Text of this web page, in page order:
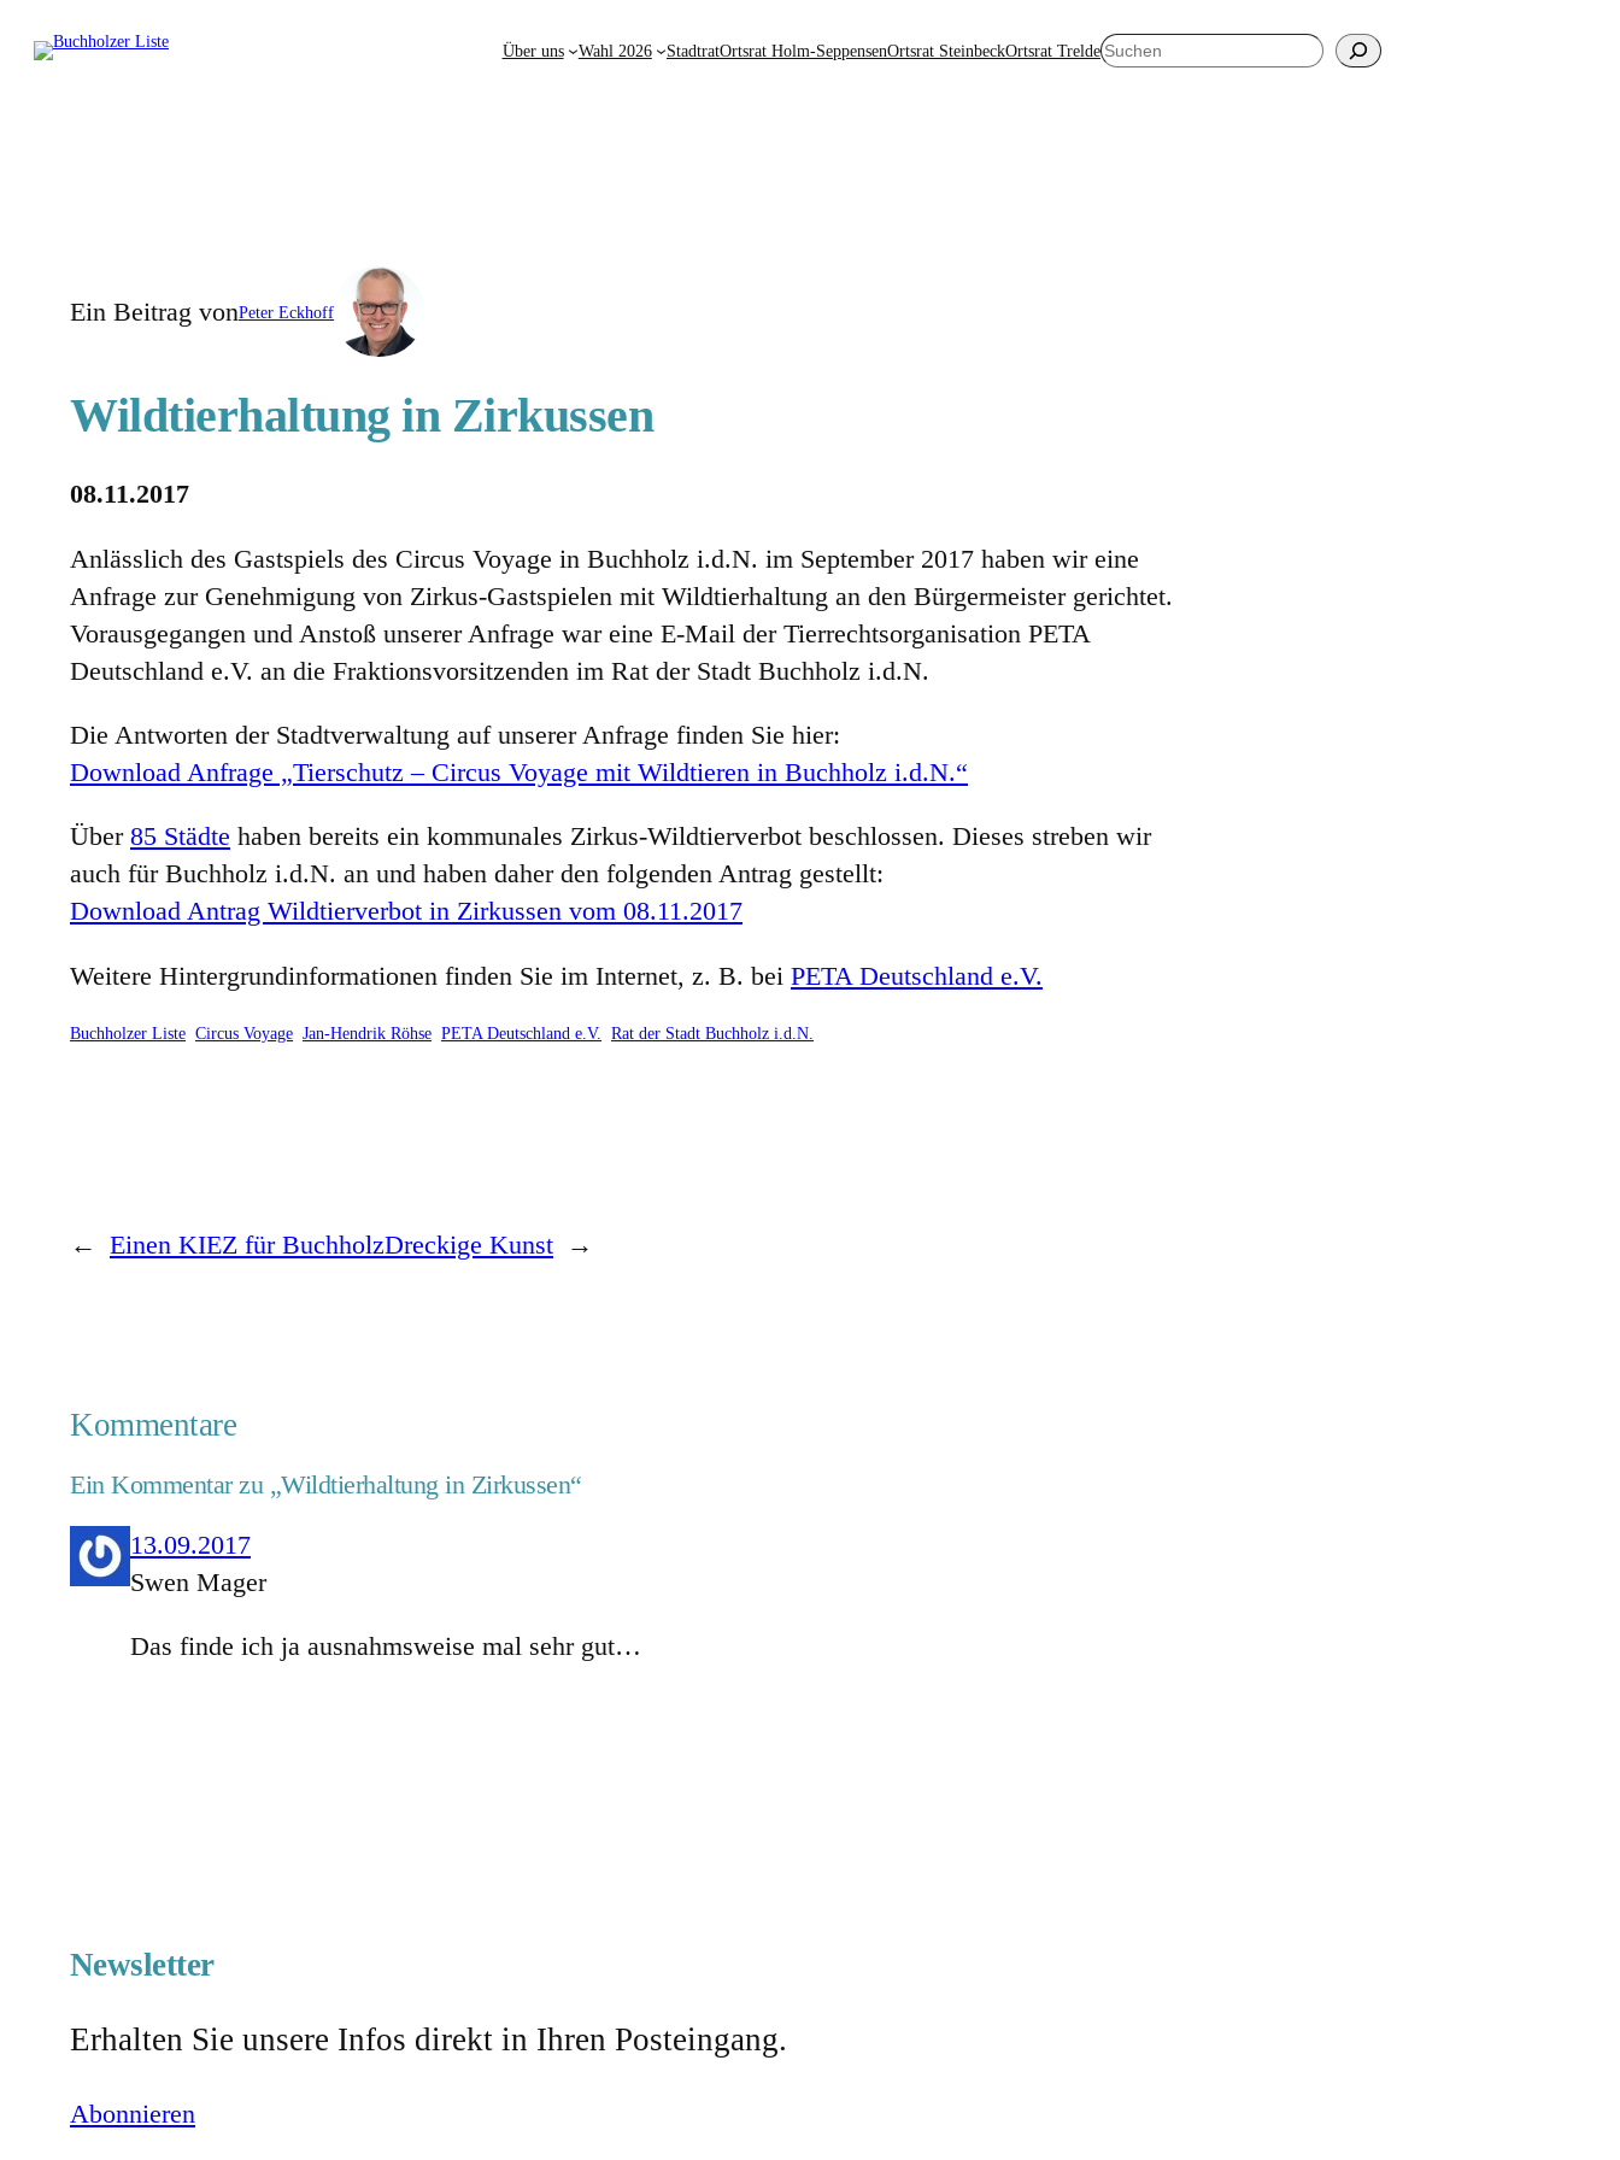
Zum
Inhalt
Über uns Wahl 2026 StadtratOrtsrat Holm-SeppensenOrtsrat SteinbeckOrtsrat TreldeSuchen
Ein Beitrag vonPeter Eckhoff
Wildtierhaltung in Zirkussen
08.11.2017
Anlässlich des Gastspiels des Circus Voyage in Buchholz i.d.N. im September 2017 haben wir eine
Anfrage zur Genehmigung von Zirkus-Gastspielen mit Wildtierhaltung an den Bürgermeister gerichtet.
Vorausgegangen und Anstoß unserer Anfrage war eine E-Mail der Tierrechtsorganisation PETA
Deutschland e.V. an die Fraktionsvorsitzenden im Rat der Stadt Buchholz i.d.N.
Die Antworten der Stadtverwaltung auf unserer Anfrage finden Sie hier:
Download Anfrage „Tierschutz – Circus Voyage mit Wildtieren in Buchholz i.d.N.“
Über 85 Städte haben bereits ein kommunales Zirkus-Wildtierverbot beschlossen. Dieses streben wir
auch für Buchholz i.d.N. an und haben daher den folgenden Antrag gestellt:
Download Antrag Wildtierverbot in Zirkussen vom 08.11.2017
Weitere Hintergrundinformationen finden Sie im Internet, z. B. bei PETA Deutschland e.V.
Buchholzer Liste Circus Voyage Jan-Hendrik Röhse PETA Deutschland e.V. Rat der Stadt Buchholz i.d.N.
← Einen KIEZ für BuchholzDreckige Kunst →
Kommentare
Ein Kommentar zu „Wildtierhaltung in Zirkussen“
13.09.2017
Swen Mager
Das finde ich ja ausnahmsweise mal sehr gut…
Newsletter
Erhalten Sie unsere Infos direkt in Ihren Posteingang.
Abonnieren